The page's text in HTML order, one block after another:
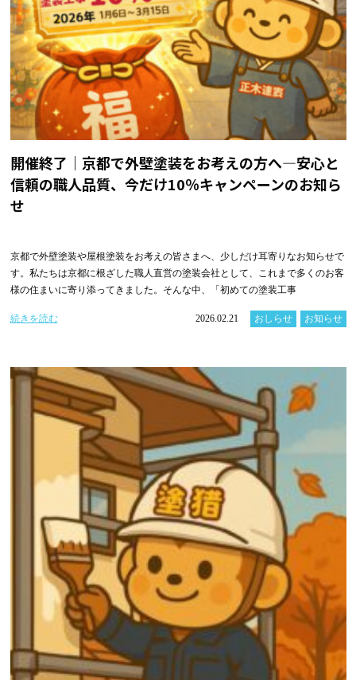
開催終了｜京都で外壁塗装をお考えの方へ―安心と
信頼の職人品質、今だけ10％キャンペーンのお知ら
せ
京都で外壁塗装や屋根塗装をお考えの皆さまへ、少しだけ耳寄りなお知らせで
す。私たちは京都に根ざした職人直営の塗装会社として、これまで多くのお客
様の住まいに寄り添ってきました。そんな中、「初めての塗装工事
続きを読む 2026.02.21 おしらせ お知らせ